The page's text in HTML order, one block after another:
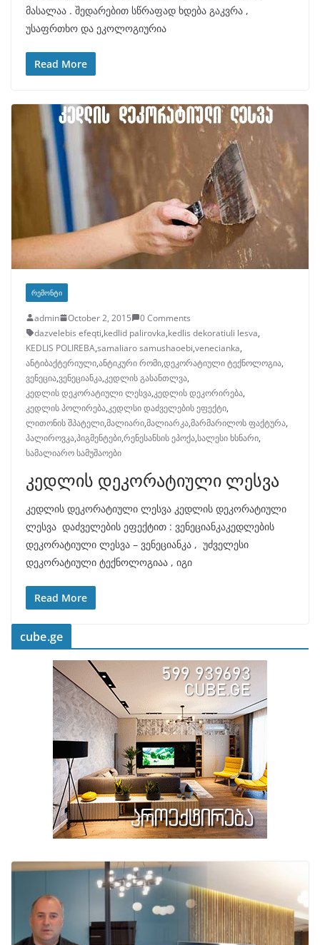
მასალაა . შედარებით სწრაფად ხდება გაკვრა ,
უსაფრთხო და ეკოლოგიურია
Read More
ᲠᲔᲛᲝᲜᲢᲘ
admin October 2, 2015
0 Comments
dazvelebis efeqti,kedlid palirovka,kedlis dekoratiuli lesva,
KEDLIS POLIREBA,samaliaro samushaoebi,venecianka,
ანტიბაქტერიული,ანტიკური რომი,დეკორატიული ტექნოლოგია,
ვენეცია,ვენეციანკა,კედლის გასანთლვა,
კედლის დეკორატიული ლესვა,კედლის დეკორირება,
კედლის პოლირება,კედლსი დაძველების ეფექტი,
ლითონის შპატელი,მალიარი,მალიარკა,მარმარილოს ფაქტურა,
პალიროვკა,პიგმენტები,რენესანსის ეპოქა,სალესი ხსნარი,
სამალიარო სამუშაოები
კედლის დეკორატიული ლესვა
კედლის დეკორატიული ლესვა კედლის დეკორატიული
ლესვა დაძველების ეფექტით : ვენეციანკაკედლების
დეკორატიული ლესვა – ვენეციანკა , უძველესი
დეკორატიული ტექნოლოგიაა , იგი
Read More
cube.ge